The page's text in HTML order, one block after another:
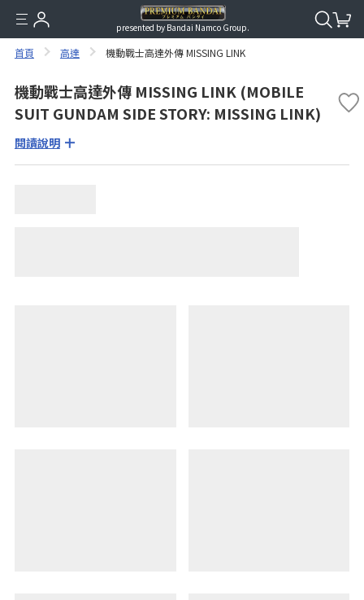
presented by Bandai Namco Group.
首頁 高達 機動戰士高達外傳 MISSING LINK
機動戰士高達外傳 MISSING LINK (MOBILE
SUIT GUNDAM SIDE STORY: MISSING LINK)
閱讀說明